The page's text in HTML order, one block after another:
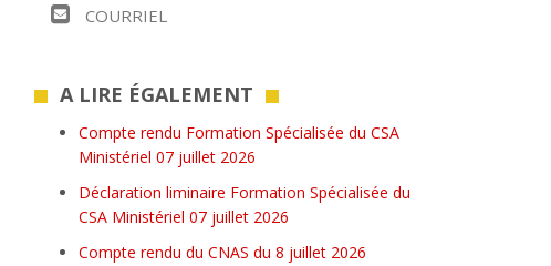
COURRIEL
A LIRE ÉGALEMENT
Compte rendu Formation Spécialisée du CSA
Ministériel 07 juillet 2026
Déclaration liminaire Formation Spécialisée du
CSA Ministériel 07 juillet 2026
Compte rendu du CNAS du 8 juillet 2026